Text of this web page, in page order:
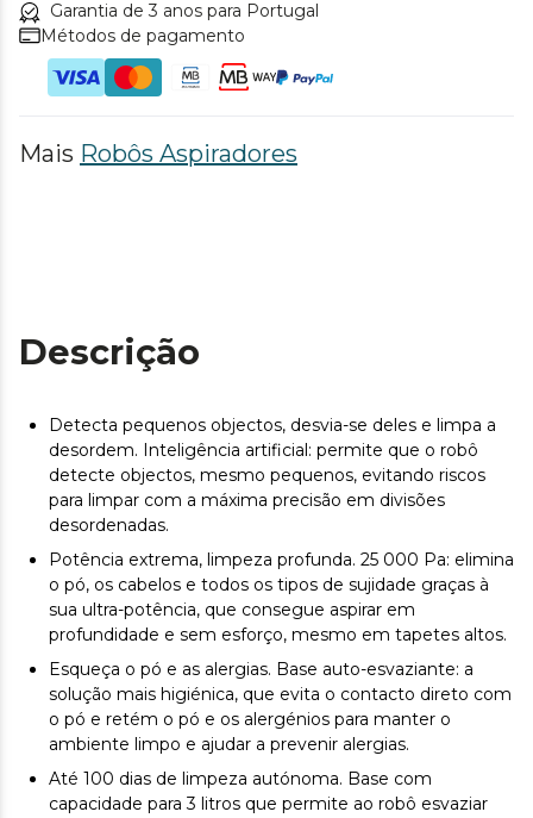
Garantia de 3 anos para Portugal
Métodos de pagamento
Mais Robôs Aspiradores
Descrição
Detecta pequenos objectos, desvia-se deles e limpa a
desordem. Inteligência artificial: permite que o robô
detecte objectos, mesmo pequenos, evitando riscos
para limpar com a máxima precisão em divisões
desordenadas.
Potência extrema, limpeza profunda. 25 000 Pa: elimina
o pó, os cabelos e todos os tipos de sujidade graças à
sua ultra-potência, que consegue aspirar em
profundidade e sem esforço, mesmo em tapetes altos.
Esqueça o pó e as alergias. Base auto-esvaziante: a
solução mais higiénica, que evita o contacto direto com
o pó e retém o pó e os alergénios para manter o
ambiente limpo e ajudar a prevenir alergias.
Até 100 dias de limpeza autónoma. Base com
capacidade para 3 litros que permite ao robô esvaziar